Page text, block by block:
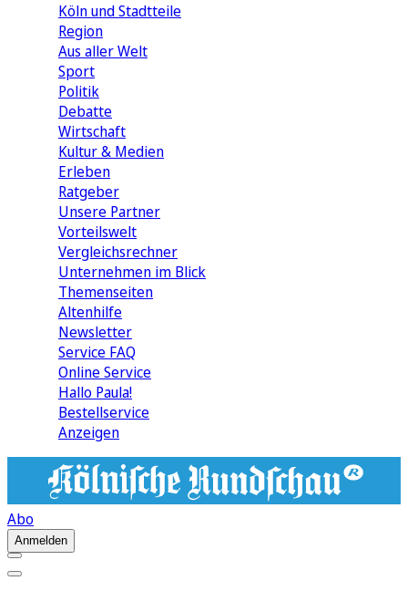
Köln und Stadtteile
Region
Aus aller Welt
Sport
Politik
Debatte
Wirtschaft
Kultur & Medien
Erleben
Ratgeber
Unsere Partner
Vorteilswelt
Vergleichsrechner
Unternehmen im Blick
Themenseiten
Altenhilfe
Newsletter
Service FAQ
Online Service
Hallo Paula!
Bestellservice
Anzeigen
Abo
Anmelden